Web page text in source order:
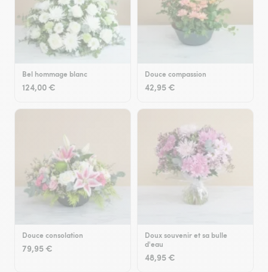
Bel hommage blanc
124,00 €
Douce compassion
42,95 €
Douce consolation
79,95 €
Doux souvenir et sa bulle
d'eau
48,95 €